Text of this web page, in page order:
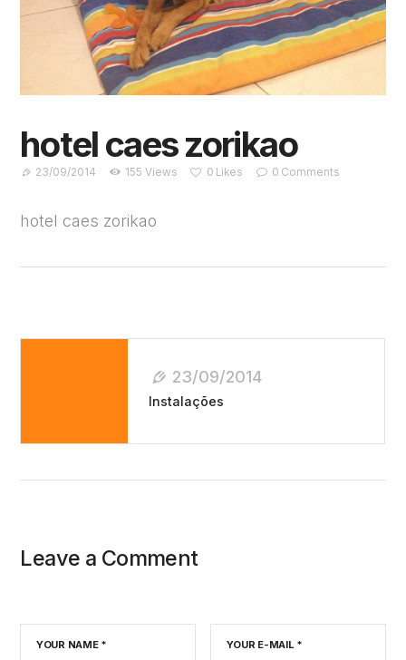
hotel caes zorikao
23/09/2014 155 Views 0 Likes 0 Comments
hotel caes zorikao
23/09/2014
Instalações
Leave a Comment